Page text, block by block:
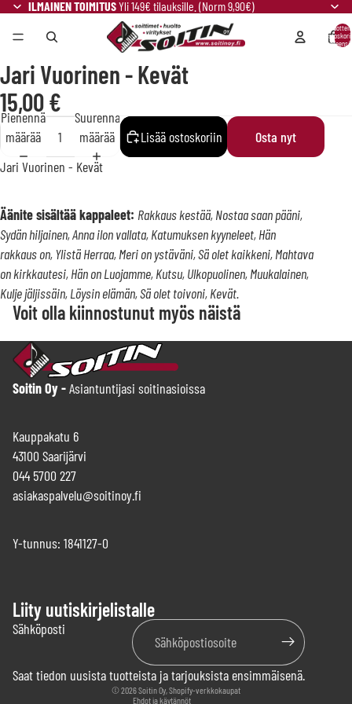
ILMAINEN TOIMITUSYli 149€ tilauksille. (Norm 9,90€)
Jari Vuorinen - Kevät
15,00 €
Pienennä
määrää
Suurenna
määrää
Lisää ostoskoriin
Osta nyt
Jari Vuorinen - Kevät
Äänite sisältää kappaleet: Rakkaus kestää, Nostaa saan pääni,
Sydän hiljainen, Anna ilon vallata, Katumuksen kyyneleet, Hän
rakkaus on, Ylistä Herraa, Meri on ystäväni, Sä olet kaikkeni, Mahtava
on kirkkautesi, Hän on Luojamme, Kutsu, Ulkopuolinen, Muukalainen,
Kulje jäljissäin, Löysin elämän, Sä olet toivoni, Kevät.
Voit olla kiinnostunut myös näistä
Soitin Oy -Asiantuntijasi soitinasioissa
Kauppakatu 6
43100 Saarijärvi
044 5700 227
asiakaspalvelu@soitinoy.fi
Y-tunnus: 1841127-0
Liity uutiskirjelistalle
Sähköposti
Saat tiedon uusista tuotteista ja tarjouksista ensimmäisenä.
© 2026Soitin Oy, Shopify-verkkokaupat
Ehdot ja käytännöt
Tietosuojakäytäntö
Käyttöehdot
Yhteystiedot
Palautuskäytäntö